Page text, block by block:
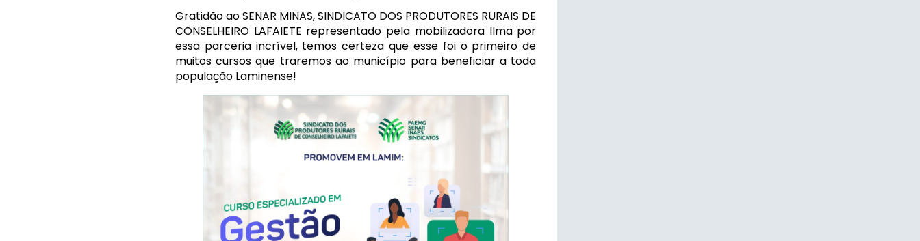
Gratidão ao SENAR MINAS, SINDICATO DOS PRODUTORES RURAIS DE
CONSELHEIRO LAFAIETE representado pela mobilizadora Ilma por
essa parceria incrível, temos certeza que esse foi o primeiro de
muitos cursos que traremos ao município para beneficiar a toda
população Laminense!